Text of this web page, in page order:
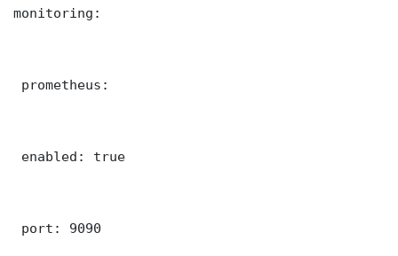
monitoring:
prometheus:
enabled: true
port: 9090